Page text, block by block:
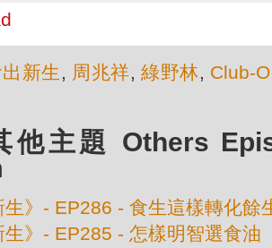
新生 , 周兆祥, 綠野林, Club-O
他主題 Others
生》- EP286 - 食生這樣轉化餘
生》- EP285 - 怎樣明智選食油